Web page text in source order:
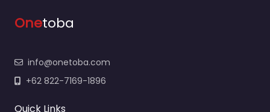
Onetoba
info@onetoba.com
+62 822-7169-1896
Quick Links